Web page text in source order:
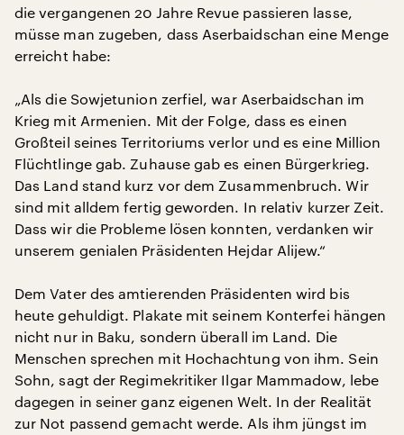
die vergangenen 20 Jahre Revue passieren lasse,
müsse man zugeben, dass Aserbaidschan eine Menge
erreicht habe:
„Als die Sowjetunion zerfiel, war Aserbaidschan im
Krieg mit Armenien. Mit der Folge, dass es einen
Großteil seines Territoriums verlor und es eine Million
Flüchtlinge gab. Zuhause gab es einen Bürgerkrieg.
Das Land stand kurz vor dem Zusammenbruch. Wir
sind mit alldem fertig geworden. In relativ kurzer Zeit.
Dass wir die Probleme lösen konnten, verdanken wir
unserem genialen Präsidenten Hejdar Alijew.“
Dem Vater des amtierenden Präsidenten wird bis
heute gehuldigt. Plakate mit seinem Konterfei hängen
nicht nur in Baku, sondern überall im Land. Die
Menschen sprechen mit Hochachtung von ihm. Sein
Sohn, sagt der Regimekritiker Ilgar Mammadow, lebe
dagegen in seiner ganz eigenen Welt. In der Realität
zur Not passend gemacht werde. Als ihm jüngst im